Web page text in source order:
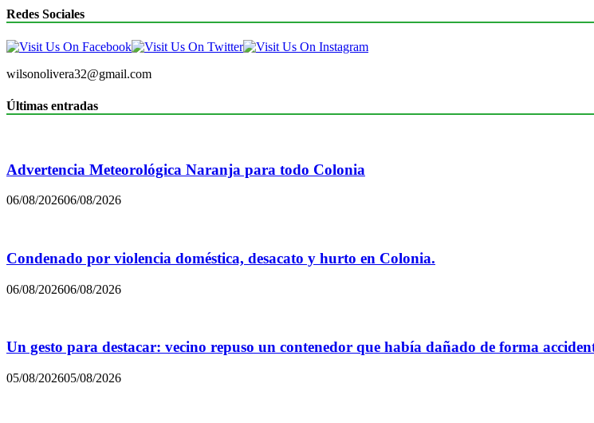
Redes Sociales
wilsonolivera32@gmail.com
Últimas entradas
Advertencia Meteorológica Naranja para todo Colonia
06/08/202606/08/2026
Condenado por violencia doméstica, desacato y hurto en Colonia.
06/08/202606/08/2026
Un gesto para destacar: vecino repuso un contenedor que había dañado de forma
05/08/202605/08/2026